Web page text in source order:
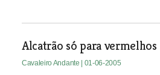
Alcatrão só para vermelhos
Cavaleiro Andante | 01-06-2005